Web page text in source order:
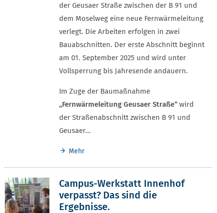
der Geusaer Straße zwischen der B 91 und
dem Moselweg eine neue Fernwärmeleitung
verlegt. Die Arbeiten erfolgen in zwei
Bauabschnitten. Der erste Abschnitt beginnt
am 01. September 2025 und wird unter
Vollsperrung bis Jahresende andauern.
Im Zuge der Baumaßnahme
„Fernwärmeleitung Geusaer Straße“ wird
der Straßenabschnitt zwischen B 91 und
Geusaer…
Mehr
Campus-Werkstatt Innenhof
verpasst? Das sind die
Ergebnisse.